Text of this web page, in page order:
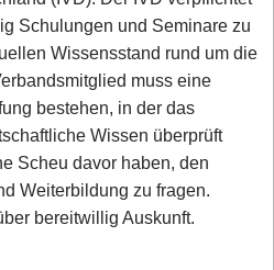
Schulungen und Seminare zu
Wissensstand rund um die
muss eine
bestehen, in der das
Wissen überprüft
Scheu davor haben, den
Weiterbildung zu fragen.
bereitwillig Auskunft.